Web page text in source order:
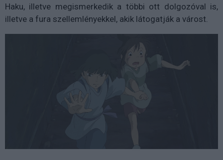
Haku, illetve megismerkedik a többi ott dolgozóval is,
illetve a fura szellemlényekkel, akik látogatják a várost.